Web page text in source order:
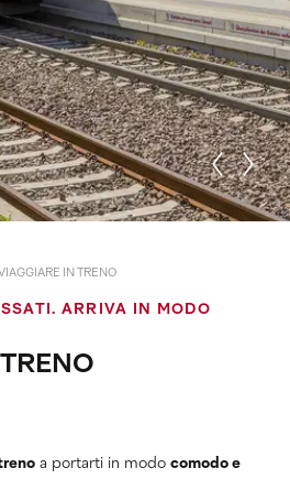
IN TRENO
ARRIVA IN MODO
a portarti in modo comodo e